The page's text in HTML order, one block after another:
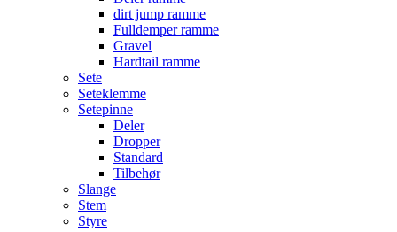
dirt jump ramme
Fulldemper ramme
Gravel
Hardtail ramme
Sete
Seteklemme
Setepinne
Deler
Dropper
Standard
Tilbehør
Slange
Stem
Styre